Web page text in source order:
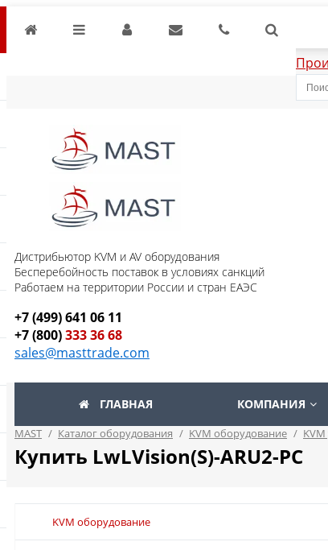
Дистрибьютор KVM и AV оборудования
Бесперебойность поставок в условиях санкций
Работаем на территории России и стран ЕАЭС
+7 (499) 641 06 11
+7 (800)333 36 68
sales@masttrade.com
ГЛАВНАЯ КОМПАНИЯ
MAST / Каталог оборудования / KVM оборудование /
Купить LwLVision(S)-ARU2-PC
KVM оборудование